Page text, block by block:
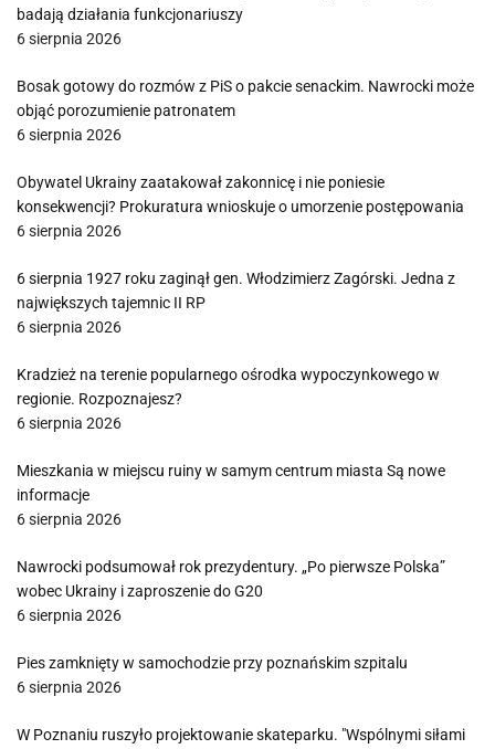
badają działania funkcjonariuszy
6 sierpnia 2026
Bosak gotowy do rozmów z PiS o pakcie senackim. Nawrocki może
objąć porozumienie patronatem
6 sierpnia 2026
Obywatel Ukrainy zaatakował zakonnicę i nie poniesie
konsekwencji? Prokuratura wnioskuje o umorzenie postępowania
6 sierpnia 2026
6 sierpnia 1927 roku zaginął gen. Włodzimierz Zagórski. Jedna z
największych tajemnic II RP
6 sierpnia 2026
Kradzież na terenie popularnego ośrodka wypoczynkowego w
regionie. Rozpoznajesz?
6 sierpnia 2026
Mieszkania w miejscu ruiny w samym centrum miasta Są nowe
informacje
6 sierpnia 2026
Nawrocki podsumował rok prezydentury. „Po pierwsze Polska”
wobec Ukrainy i zaproszenie do G20
6 sierpnia 2026
Pies zamknięty w samochodzie przy poznańskim szpitalu
6 sierpnia 2026
W Poznaniu ruszyło projektowanie skateparku. "Wspólnymi siłami